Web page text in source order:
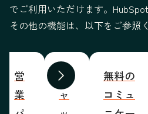
でご利用いただけます。
その他の機能は、以下をご参照
前へ 次へ
営
業
チ
ャ
無料の
コミュ